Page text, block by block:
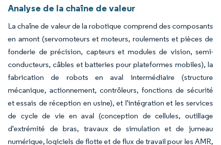
Analyse de la chaîne de valeur
La chaîne de valeur de la robotique comprend des composants
en amont (servomoteurs et moteurs, roulements et pièces de
fonderie de précision, capteurs et modules de vision, semi-
conducteurs, câbles et batteries pour plateformes mobiles), la
fabrication de robots en aval intermédiaire (structure
mécanique, actionnement, contrôleurs, fonctions de sécurité
et essais de réception en usine), et l'intégration et les services
de cycle de vie en aval (conception de cellules, outillage
d'extrémité de bras, travaux de simulation et de jumeau
numérique, logiciels de flotte et de flux de travail pour les AMR,